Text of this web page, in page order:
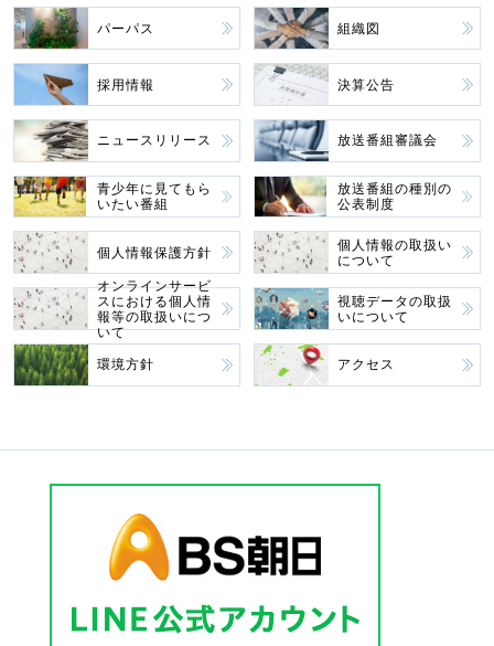
パーパス 組織図
採用情報 決算公告
ニュースリリース 放送番組審議会
青少年に見てもら
いたい番組
放送番組の種別の
公表制度
個人情報保護方針
個人情報の取扱い
について
オンラインサービ
スにおける個人情
報等の取扱いにつ
いて
視聴データの取扱
いについて
環境方針 アクセス